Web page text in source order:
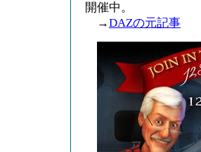
開催中。
→DAZの元記事